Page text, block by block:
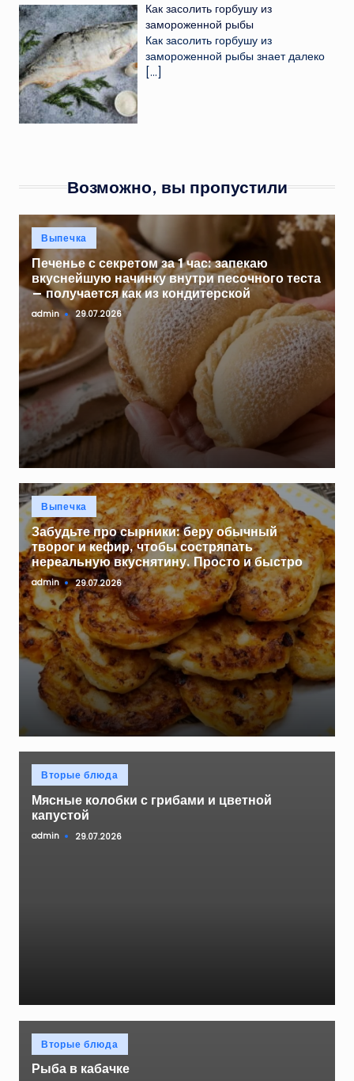
Как засолить горбушу из
замороженной рыбы
Как засолить горбушу из
замороженной рыбы знает далеко
[…]
Возможно, вы пропустили
Опубликовано
в Выпечка
Печенье с секретом за 1 час: запекаю
вкуснейшую начинку внутри песочного теста
— получается как из кондитерской
Запись
от
admin 29.07.2026
Опубликовано
в Выпечка
Забудьте про сырники: беру обычный
творог и кефир, чтобы состряпать
нереальную вкуснятину. Просто и быстро
Запись
от
admin 29.07.2026
Опубликовано
в Вторые блюда
Мясные колобки с грибами и цветной
капустой
Запись
admin 29.07.2026
Опубликовано
Вторые блюда
Рыба в кабачке